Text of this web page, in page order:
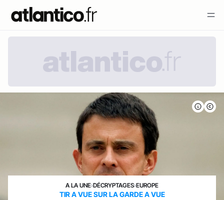
A LA UNE›DÉCRYPTAGES›EUROPE
TIR A VUE SUR LA GARDE A VUE